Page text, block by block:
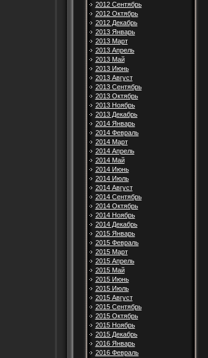
2012 Сентябрь
2012 Октябрь
2012 Декабрь
2013 Январь
2013 Март
2013 Апрель
2013 Май
2013 Июнь
2013 Август
2013 Сентябрь
2013 Октябрь
2013 Ноябрь
2013 Декабрь
2014 Январь
2014 Февраль
2014 Март
2014 Апрель
2014 Май
2014 Июнь
2014 Июль
2014 Август
2014 Сентябрь
2014 Октябрь
2014 Ноябрь
2014 Декабрь
2015 Январь
2015 Февраль
2015 Март
2015 Апрель
2015 Май
2015 Июнь
2015 Июль
2015 Август
2015 Сентябрь
2015 Октябрь
2015 Ноябрь
2015 Декабрь
2016 Январь
2016 Февраль